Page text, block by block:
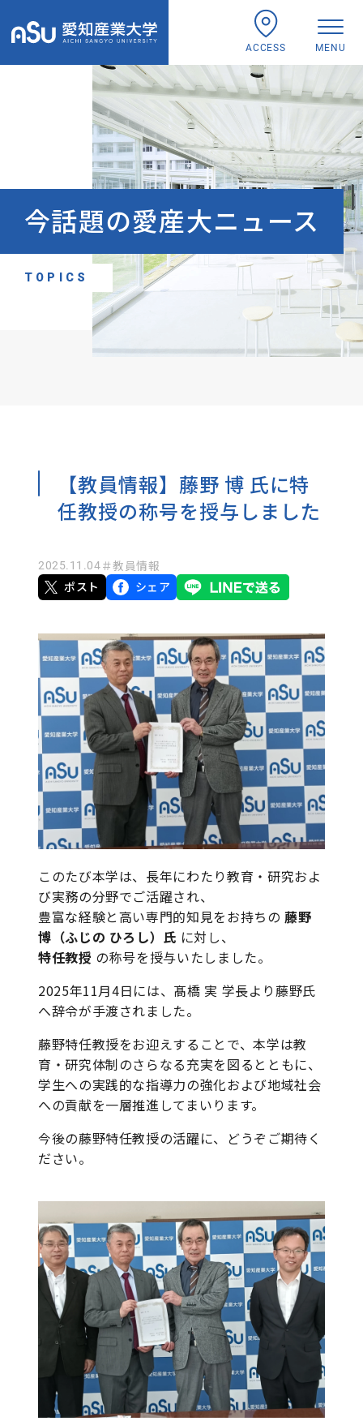
ACCESS MENU
今話題の愛産大ニュース
TOPICS
【教員情報】藤野 博 氏に特
任教授の称号を授与しました
2025.11.04＃教員情報
ポスト
シェア
このたび本学は、長年にわたり教育・研究およ
び実務の分野でご活躍され、
豊富な経験と高い専門的知見をお持ちの藤野
博（ふじの ひろし）氏 に対し、
特任教授 の称号を授与いたしました。
2025年11月4日には、髙橋 実 学長より藤野氏
へ辞令が手渡されました。
藤野特任教授をお迎えすることで、本学は教
育・研究体制のさらなる充実を図るとともに、
学生への実践的な指導力の強化および地域社会
への貢献を一層推進してまいります。
今後の藤野特任教授の活躍に、どうぞご期待く
ださい。